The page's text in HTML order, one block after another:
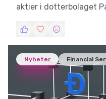
aktier i dotterbolaget
Nyheter Financial